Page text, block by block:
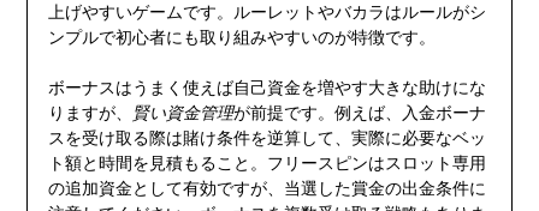
上げやすいゲームです。ルーレットやバカラはルールがシ
ンプルで初心者にも取り組みやすいのが特徴です。
ボーナスはうまく使えば自己資金を増やす大きな助けにな
りますが、
賢い資金管理が前提です。例えば、入金ボーナ
スを受け取る際は賭け条件を逆算して、実際に必要なベッ
ト額と時間を見積もること。フリースピンはスロット専用
の追加資金として有効ですが、当選した賞金の出金条件に